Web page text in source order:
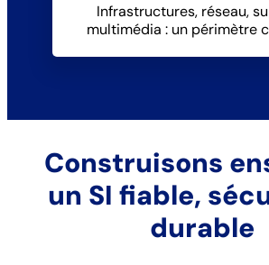
Infrastructures, réseau,
multimédia : un périmètre
Construisons
un SI fiable,
durable